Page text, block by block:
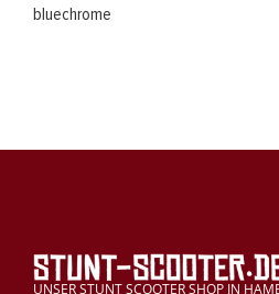
bluechrome
UNSER STUNT SCOOTER SHOP IN